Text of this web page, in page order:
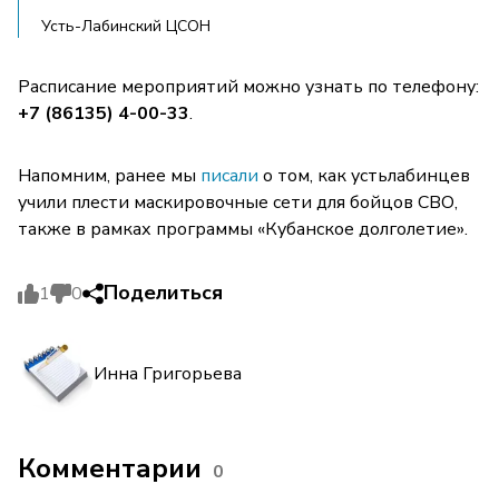
Усть-Лабинский ЦСОН
Расписание мероприятий можно узнать по телефону:
+7 (86135) 4-00-33.
Напомним, ранее мы писали о том, как устьлабинцев
учили плести маскировочные сети для бойцов СВО,
также в рамках программы «Кубанское долголетие».
1 0 Поделиться
Инна Григорьева
Комментарии 0